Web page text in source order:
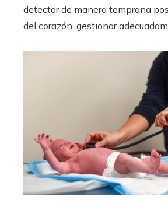
detectar de manera temprana
del corazón, gestionar